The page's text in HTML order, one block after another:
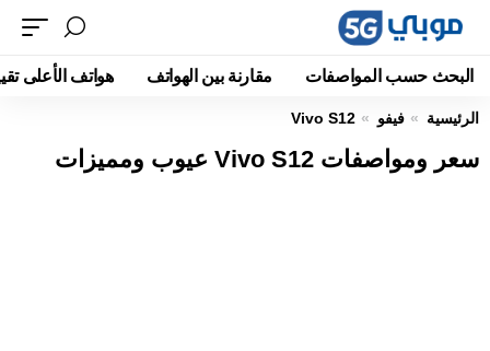
البحث حسب المواصفات مقارنة بين الهواتف هواتف الأعلى
الرئيسية فيفو Vivo S12
سعر ومواصفات Vivo S12 عيوب ومميزات